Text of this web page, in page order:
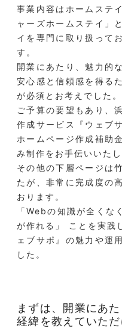
事業内容はホームステ
ャーズホームステイ」
イを専門に取り扱って
す。
開業にあたり、魅力的
安心感と信頼感を得る
が必須とお考えでした。
ご予算の要望もあり、
作成サービス『ウェブ
ホームページ作成補助
み制作をお手伝いいたし
その他の下層ページは
たが、非常に完成度の
おります。
「Webの知識が全くな
が作れる」 ことを実践
ェブサポ』の魅力や運
した。
まずは、開業にあ
経緯を教えていただ